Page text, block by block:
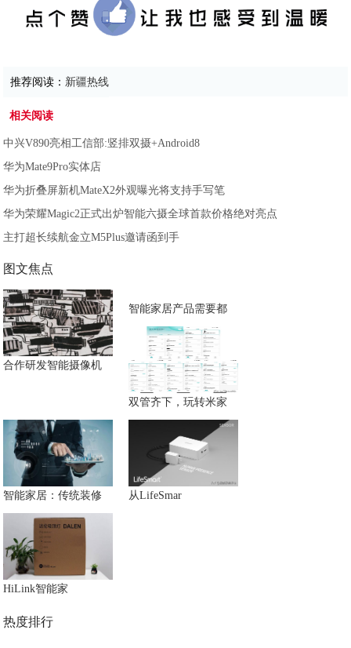
推荐阅读： 新疆热线
相关阅读
中兴V890亮相工信部:竖排双摄+Android8
华为Mate9Pro实体店
华为折叠屏新机MateX2外观曝光将支持手写笔
华为荣耀Magic2正式出炉智能六摄全球首款价格绝对亮点
主打超长续航金立M5Plus邀请函到手
图文焦点
合作研发智能摄像机
智能家居产品需要都
双管齐下，玩转米家
智能家居：传统装修 从LifeSmar
HiLink智能家
热度排行